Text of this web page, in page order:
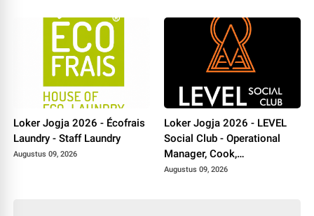
Loker Jogja 2026 - Écofrais
Laundry - Staff Laundry
Augustus 09, 2026
Loker Jogja 2026 - LEVEL
Social Club - Operational
Manager, Cook,
Housekeeping
Augustus 09, 2026